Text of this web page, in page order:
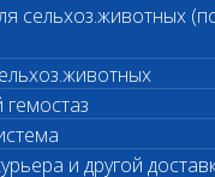
сельхоз.животных
и другой
биохимических